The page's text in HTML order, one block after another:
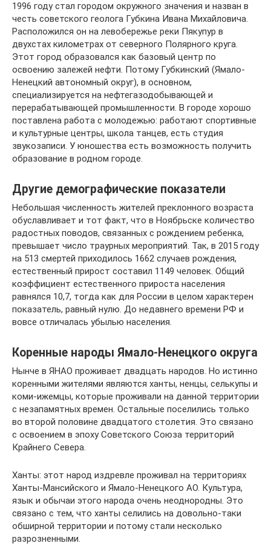
1996 году стал городом окружного значения и назван в
честь советского геолога Губкина Ивана Михайловича.
Расположился он на левобережье реки Пякупур в
двухстах километрах от северного Полярного круга.
Этот город образовался как базовый центр по
освоению залежей нефти. Потому Губкинский (Ямало-
Ненецкий автономный округ), в основном,
специализируется на нефтегазодобывающей и
перерабатывающей промышленности. В городе хорошо
поставлена работа с молодежью: работают спортивные
и культурные центры, школа танцев, есть студия
звукозаписи. У юношества есть возможность получить
образование в родном городе.
Другие демографические показатели
Небольшая численность жителей преклонного возраста
обуславливает и тот факт, что в Ноябрьске количество
радостных поводов, связанных с рождением ребенка,
превышает число траурных мероприятий. Так, в 2015 году
на 513 смертей приходилось 1662 случаев рождения,
естественный прирост составил 1149 человек. Общий
коэффициент естественного прироста населения
равнялся 10,7, тогда как для России в целом характерен
показатель, равный нулю. До недавнего времени РФ и
вовсе отличалась убылью населения.
Коренные народы Ямало-Ненецкого округа
Нынче в ЯНАО проживает двадцать народов. Но истинно
коренными жителями являются ханты, ненцы, селькупы и
коми-ижемцы, которые проживали на данной территории
с незапамятных времен. Остальные поселились только
во второй половине двадцатого столетия. Это связано
с освоением в эпоху Советского Союза территорий
Крайнего Севера.
Ханты: этот народ издревле проживал на территориях
Ханты-Мансийского и Ямало-Ненецкого АО. Культура,
язык и обычаи этого народа очень неоднородны. Это
связано с тем, что ханты селились на довольно-таки
обширной территории и потому стали несколько
разрозненными.